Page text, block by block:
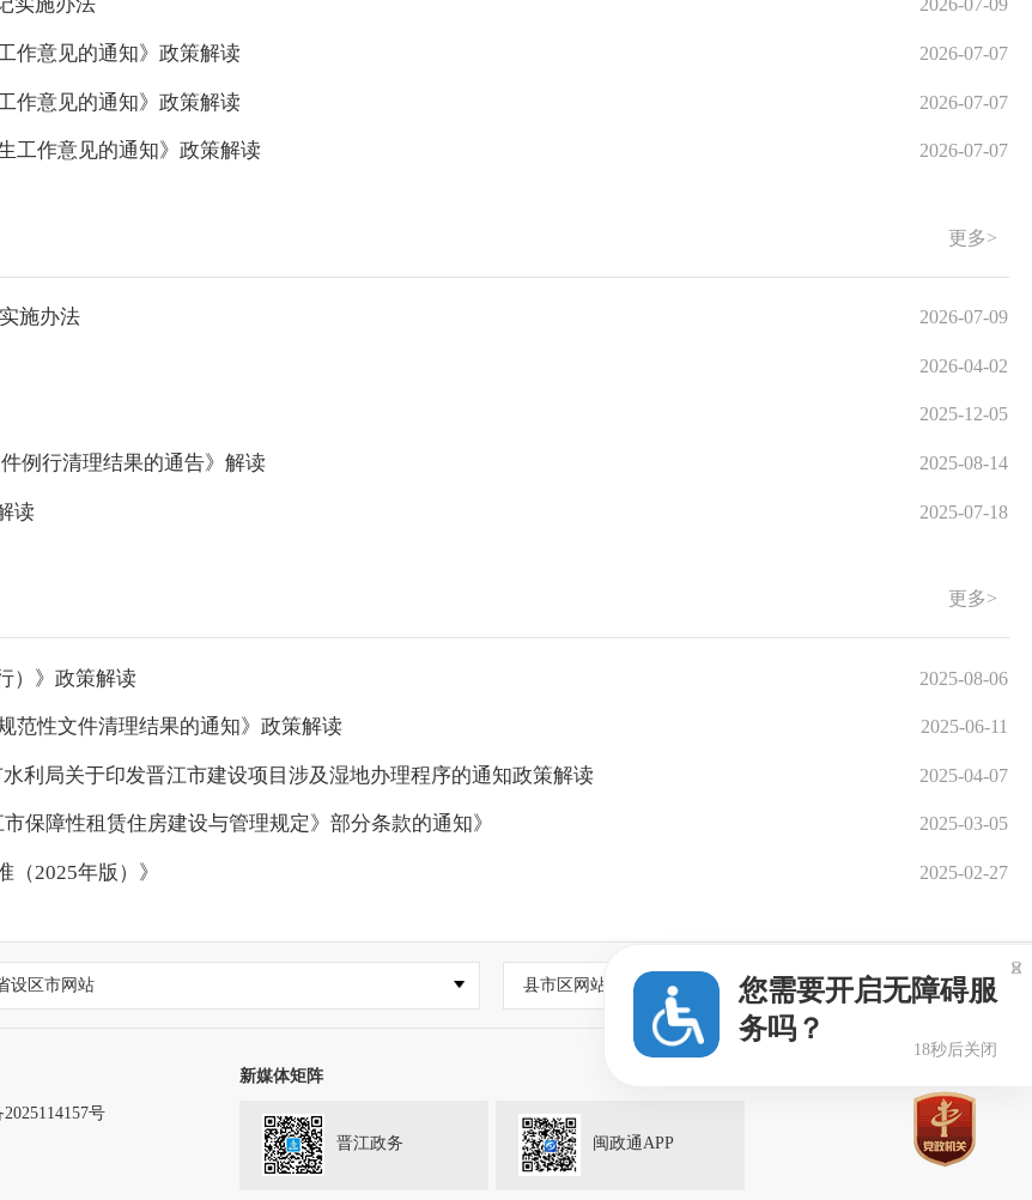
2026-07-09
作意见的通知》政策解读 2026-07-07
作意见的通知》政策解读 2026-07-07
工作意见的通知》政策解读 2026-07-07
更多>
施办法 2026-07-09
2026-04-02
2025-12-05
例行清理结果的通告》解读 2025-08-14
读 2025-07-18
更多>
）》政策解读 2025-08-06
范性文件清理结果的通知》政策解读 2025-06-11
利局关于印发晋江市建设项目涉及湿地办理程序的通知政策解读 2025-04-07
保障性租赁住房建设与管理规定》部分条款的通知》 2025-03-05
2025年版）》 2025-02-27
设区市网站 县市区网站
号
新媒体矩阵
晋江政务 闽政通APP
您需要开启无障碍服
务吗？
18秒后关闭
